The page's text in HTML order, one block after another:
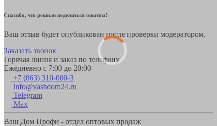
Спасибо, что решили поделиться опытом!
Ваш отзыв будет опубликован после проверки модератором.
Заказать звонок
Горячая линия и заказ по телефону
Ежедневно с 7:00 до 20:00
+7 (863) 310-000-3
info@vashdom24.ru
Telegram
Max
Ваш Дом Профи - отдел оптовых продаж